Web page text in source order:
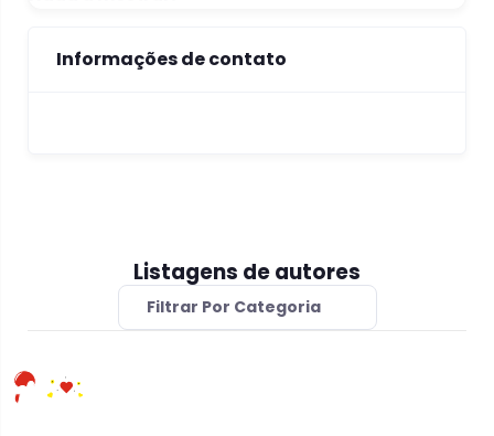
Informações de contato
Listagens de autores
Filtrar Por Categoria